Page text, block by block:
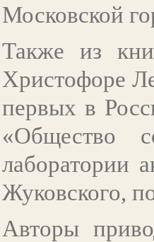
Московской
Также из
Христофоре
первых в
«Общество
лаборатории
Жуковского,
Авторы